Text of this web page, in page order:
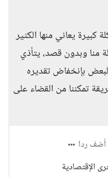
كبيرة يعاني منها الكثير
منا وبدون قصد، يتأذي
بإنخفاض تقديره
تمكننا من القضاء على
أضف ردا
الإقتصادية